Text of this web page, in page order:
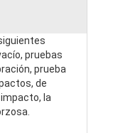
pruebas
prueba
de
la